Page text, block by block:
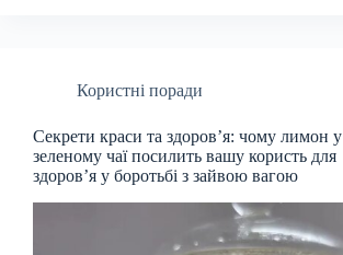
Користні поради
Секрети краси та здоров’я: чому лимон у
зеленому чаї посилить вашу користь для
здоров’я у боротьбі з зайвою вагою